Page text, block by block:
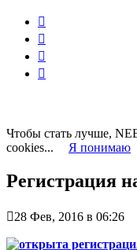




Чтобы стать лучше,
cookies...
Я понимаю
Регистрация
28 Фев, 2016 в 06:26